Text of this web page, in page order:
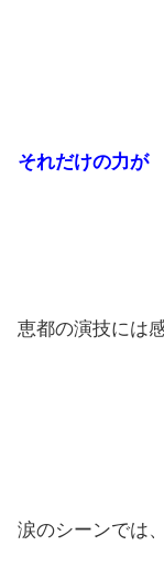
それだけの力が
恵都の演技には
涙のシーンでは